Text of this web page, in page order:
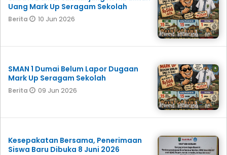
Uang Mark Up Seragam Sekolah
Berita 10 Jun 2026
SMAN 1 Dumai Belum Lapor Dugaan
Mark Up Seragam Sekolah
Berita 09 Jun 2026
Kesepakatan Bersama, Penerimaan
Siswa Baru Dibuka 8 Juni 2026